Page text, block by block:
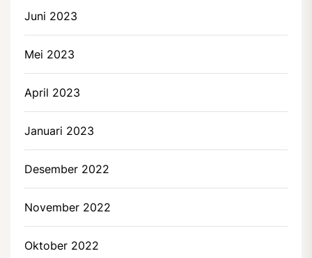
Juni 2023
Mei 2023
April 2023
Januari 2023
Desember 2022
November 2022
Oktober 2022